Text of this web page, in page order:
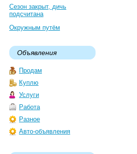
Сезон закрыт, дичь
подсчитана
Окружным путём
Объявления
Продам
Куплю
Услуги
Работа
Разное
Авто-объявления